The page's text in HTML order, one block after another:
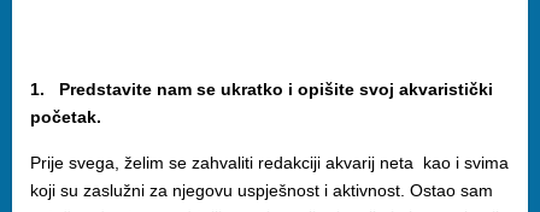
1. Predstavite nam se ukratko i opišite svoj akvaristički
početak.
Prije svega, želim se zahvaliti redakciji akvarij neta kao i svima
koji su zaslužni za njegovu uspješnost i aktivnost. Ostao sam